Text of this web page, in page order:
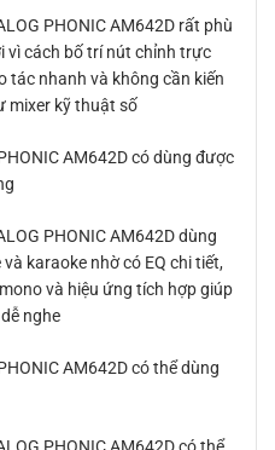
PHONIC AM642D rất phù
vì cách bố trí nút chỉnh trực
tác nhanh và không cần kiến
mixer kỹ thuật số
AM642D có dùng được
PHONIC AM642D dùng
karaoke nhờ có EQ chi tiết,
và hiệu ứng tích hợp giúp
nghe
AM642D có thể dùng